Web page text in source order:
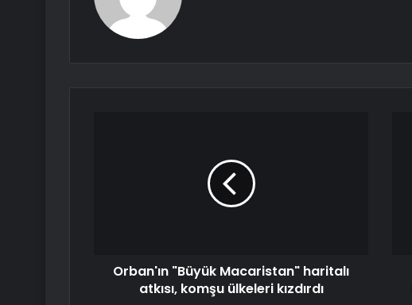
Orban'ın "Büyük Macaristan" haritalı
atkısı, komşu ülkeleri kızdırdı